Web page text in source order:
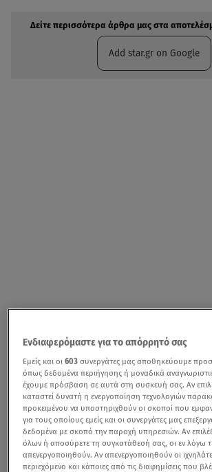
Δείτε περισσότερα άρθρα μας στα
Add star.gr on Google
Ενδιαφερόμαστε για το απόρρητό σας
Εμείς και οι603 συνεργάτες μας αποθηκεύουμε
όπως δεδομένα περιήγησης ή μοναδικά
έχουμε πρόσβαση σε αυτά στη συσκευή σας. Αν
καταστεί δυνατή η ενεργοποίηση τεχνολογιών
προκειμένου να υποστηριχθούν οι σκοποί που
για τους οποίους εμείς και οι συνεργάτες μας
δεδομένα με σκοπό την παροχή υπηρεσιών. Αν
όλων ή αποσύρετε τη συγκατάθεσή σας, οι εν λόγω
απενεργοποιηθούν. Αν απενεργοποιηθούν οι
περιεχόμενο και κάποιες από τις διαφημίσεις που